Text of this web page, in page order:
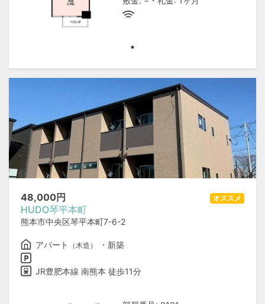
48,000円
HUDO琴平本町
熊本市中央区琴平本町7-6-2
オススメ
アパート （木造） ・新築
JR豊肥本線 南熊本 徒歩11分